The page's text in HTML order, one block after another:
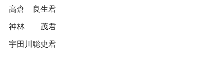
高倉 良生君
神林 茂君
宇田川聡史君